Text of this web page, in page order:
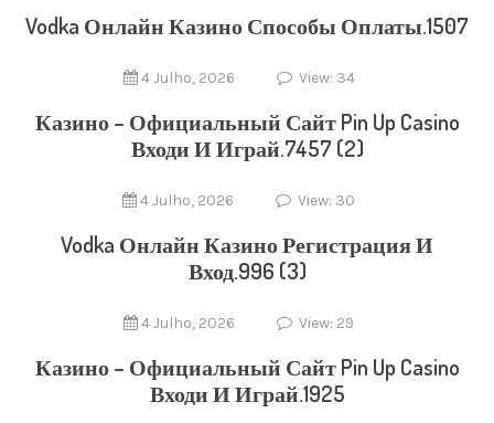
Vodka Онлайн Казино Способы Оплаты.1507
4 Julho, 2026 View: 34
Казино – Официальный Сайт Pin Up Casino
Входи И Играй.7457 (2)
4 Julho, 2026 View: 30
Vodka Онлайн Казино Регистрация И
Вход.996 (3)
4 Julho, 2026 View: 29
Казино – Официальный Сайт Pin Up Casino
Входи И Играй.1925